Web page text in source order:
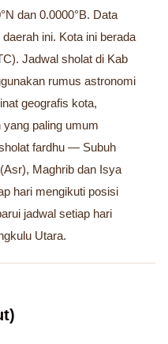
dan 0.0000°B. Data
ini. Kota ini berada
Jadwal sholat di Kab
rumus astronomi
geografis kota,
paling umum
fardhu — Subuh
Maghrib dan Isya
hari mengikuti posisi
jadwal setiap hari
Utara.